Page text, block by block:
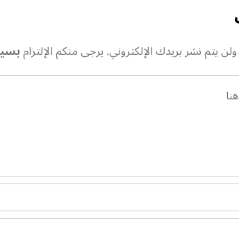
يتم نشر بريدك الإلكتروني. يرجى منكم الإلتزام